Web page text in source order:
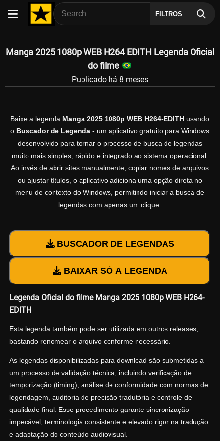
FILTROS
Manga 2025 1080p WEB H264 EDITH Legenda Oficial
do filme
Publicado há 8 meses
Baixe a legenda Manga 2025 1080p WEB H264-EDITH usando
o Buscador de Legenda - um aplicativo gratuito para Windows
desenvolvido para tornar o processo de busca de legendas
muito mais simples, rápido e integrado ao sistema operacional.
Ao invés de abrir sites manualmente, copiar nomes de arquivos
ou ajustar títulos, o aplicativo adiciona uma opção direta no
menu de contexto do Windows, permitindo iniciar a busca de
legendas com apenas um clique.
BUSCADOR DE LEGENDAS
BAIXAR SÓ A LEGENDA
Legenda Oficial do filme Manga 2025 1080p WEB H264-
EDITH
Esta legenda também pode ser utilizada em outros releases,
bastando renomear o arquivo conforme necessário.
As legendas disponibilizadas para download são submetidas a
um processo de validação técnica, incluindo verificação de
temporização (timing), análise de conformidade com normas de
legendagem, auditoria de precisão tradutória e controle de
qualidade final. Esse procedimento garante sincronização
impecável, terminologia consistente e elevado rigor na tradução
e adaptação do conteúdo audiovisual.